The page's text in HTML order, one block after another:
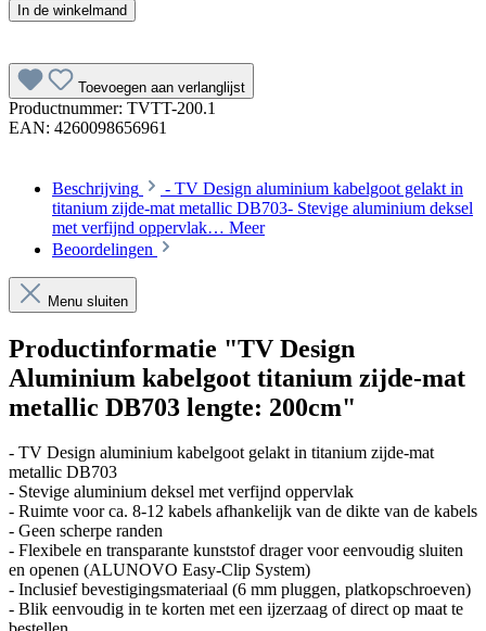
In de winkelmand
Toevoegen aan verlanglijst
Productnummer: TVTT-200.1
EAN: 4260098656961
Beschrijving
- TV Design aluminium kabelgoot gelakt in
titanium zijde-mat metallic DB703- Stevige aluminium deksel
met verfijnd oppervlak… Meer
Beoordelingen
Menu sluiten
Productinformatie "TV Design
Aluminium kabelgoot titanium zijde-mat
metallic DB703 lengte: 200cm"
- TV Design aluminium kabelgoot gelakt in titanium zijde-mat
metallic DB703
- Stevige aluminium deksel met verfijnd oppervlak
- Ruimte voor ca. 8-12 kabels afhankelijk van de dikte van de kabels
- Geen scherpe randen
- Flexibele en transparante kunststof drager voor eenvoudig sluiten
en openen (ALUNOVO Easy-Clip System)
- Inclusief bevestigingsmateriaal (6 mm pluggen, platkopschroeven)
- Blik eenvoudig in te korten met een ijzerzaag of direct op maat te